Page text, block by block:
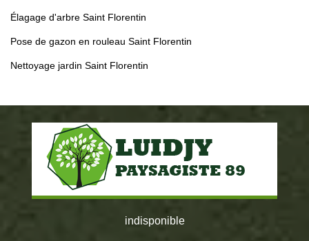
Élagage d'arbre Saint Florentin
Pose de gazon en rouleau Saint Florentin
Nettoyage jardin Saint Florentin
indisponible